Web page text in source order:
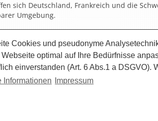
Cookies und pseudonyme
optimal auf Ihre Bedürfnisse
einverstanden (Art. 6 Abs.1 a
Informationen Impressum
sich Deutschland, Frankreich und die
Umgebung.
© 2026 Theresienklinik